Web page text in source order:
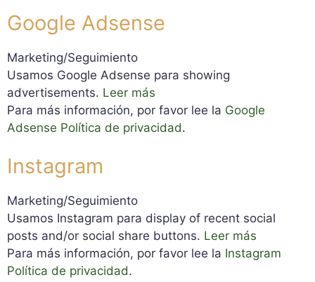
Google Adsense
Marketing/Seguimiento
Usamos Google Adsense para showing
advertisements. Leer más
Para más información, por favor lee la Google
Adsense Política de privacidad.
Instagram
Marketing/Seguimiento
Usamos Instagram para display of recent social
posts and/or social share buttons. Leer más
Para más información, por favor lee la Instagram
Política de privacidad.